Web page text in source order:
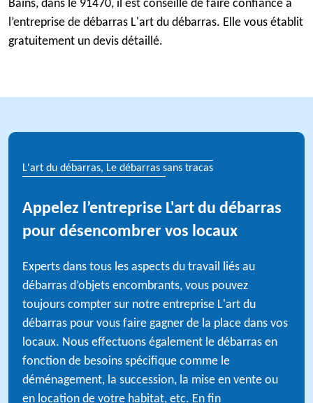
Bains, dans le 91470, il est conseillé de faire confiance à
l’entreprise de débarras L'art du débarras. Elle vous établit
gratuitement un devis détaillé.
L'art du débarras, Le débarras sans tracas
Appelez l’entreprise L'art du débarras
pour désencombrer vos locaux
Experts dans tous les aspects du travail liés au
débarras d’objets encombrants, vous pouvez
toujours compter sur notre entreprise L'art du
débarras pour vous faire gagner de la place dans vos
locaux. Nous effectuons également le débarras en
fonction de besoins spécifique comme le
déménagement, la succession, la mise en vente ou
en location de votre habitat, etc. En fin